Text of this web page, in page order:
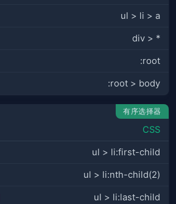
ul > li > a
div > *
:root
:root > body
有序选择器
CSS
ul > li:first-child
ul > li:nth-child(2)
ul > li:last-child